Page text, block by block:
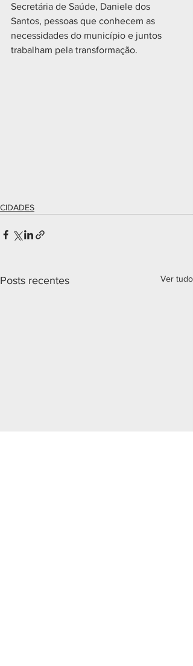
Secretária de Saúde, Daniele dos
Santos, pessoas que conhecem as
necessidades do município e juntos
trabalham pela transformação.
CIDADES
Posts recentes Ver tudo